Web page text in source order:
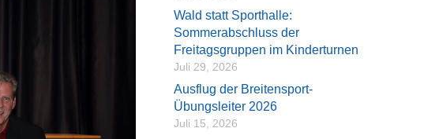
Wald statt Sporthalle:
Sommerabschluss der
Freitagsgruppen im Kinderturnen
Juli 29, 2026
Ausflug der Breitensport-
Übungsleiter 2026
Juli 15, 2026